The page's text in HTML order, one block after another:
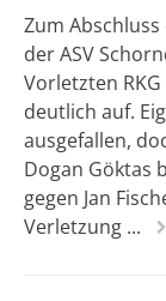
Zum
der ASV
Vorletzten RKG
deutlich auf.
ausgefallen,
Dogan Göktas
gegen Jan
Verletzung ...